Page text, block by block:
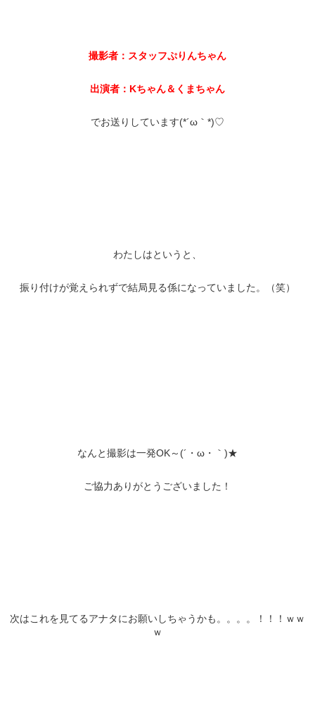
撮影者：スタッフぷりんちゃん
出演者：Kちゃん＆くまちゃん
でお送りしています(*´ω｀*)♡
わたしはというと、
振り付けが覚えられずで結局見る係になっていました。（笑）
なんと撮影は一発OK～(´・ω・｀)★
ご協力ありがとうございました！
次はこれを見てるアナタにお願いしちゃうかも。。。。！！！ｗｗ
ｗ